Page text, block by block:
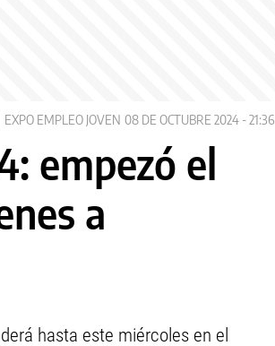
EXPO EMPLEO JOVEN 08 DE OCTUBRE 2024 - 21:36
empezó el
a
hasta este miércoles en el